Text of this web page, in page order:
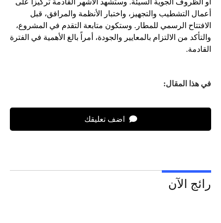
أعمال التشطيب والتجهيز، واختبار الأنظمة والمرافق، قبل
الافتتاح الرسمي للمطار. وستكون متابعة التقدم في المشروع،
والتأكد من الالتزام بالمعايير والجودة، أمراً بالغ الأهمية في الفترة
القادمة.
في هذا المقال:
اضف تعليقك
رائج الآن